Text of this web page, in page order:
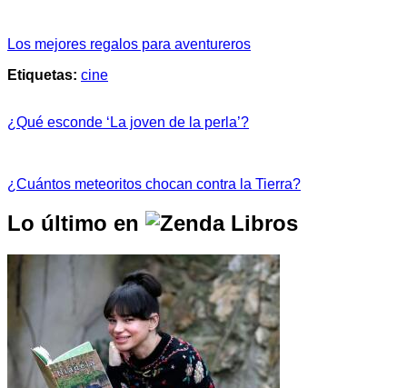
Los mejores regalos para aventureros
Etiquetas: cine
¿Qué esconde ‘La joven de la perla’?
¿Cuántos meteoritos chocan contra la Tierra?
Lo último en